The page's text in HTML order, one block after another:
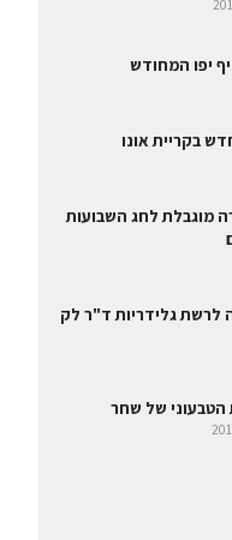
יפו המחודש
בקריית אונו
מוגבלת לחג השבועות
הטבעוני של שחר